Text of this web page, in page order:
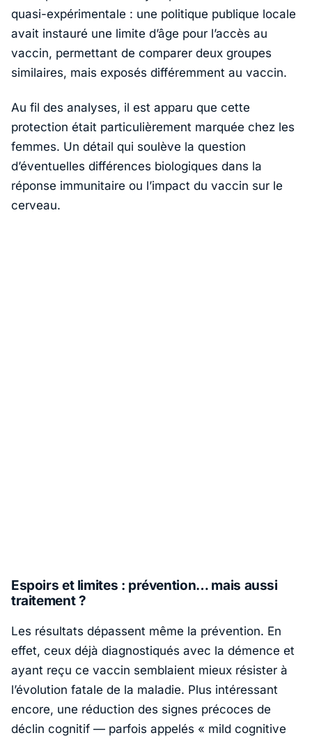
quasi-expérimentale : une politique publique locale
avait instauré une limite d’âge pour l’accès au
vaccin, permettant de comparer deux groupes
similaires, mais exposés différemment au vaccin.
Au fil des analyses, il est apparu que cette
protection était particulièrement marquée chez les
femmes. Un détail qui soulève la question
d’éventuelles différences biologiques dans la
réponse immunitaire ou l’impact du vaccin sur le
cerveau.
Espoirs et limites : prévention… mais aussi
traitement ?
Les résultats dépassent même la prévention. En
effet, ceux déjà diagnostiqués avec la démence et
ayant reçu ce vaccin semblaient mieux résister à
l’évolution fatale de la maladie. Plus intéressant
encore, une réduction des signes précoces de
déclin cognitif — parfois appelés « mild cognitive